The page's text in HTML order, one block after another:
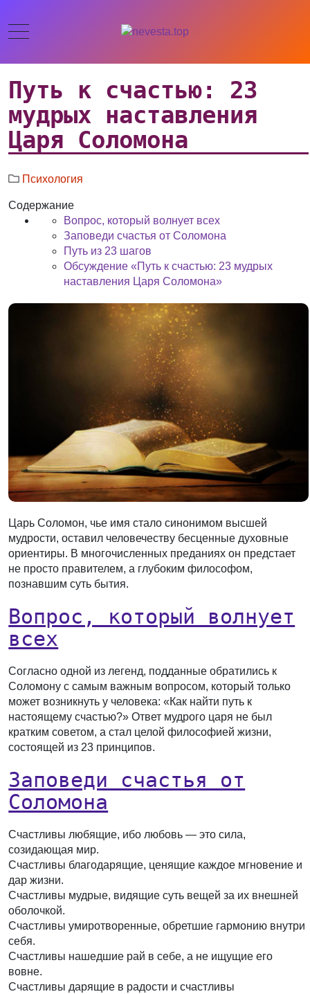
Путь к счастью: 23
мудрых наставления
Царя Соломона
Психология
Содержание
Вопрос, который волнует всех
Заповеди счастья от Соломона
Путь из 23 шагов
Обсуждение «Путь к счастью: 23 мудрых
наставления Царя Соломона»
Царь Соломон, чье имя стало синонимом высшей
мудрости, оставил человечеству бесценные духовные
ориентиры. В многочисленных преданиях он предстает
не просто правителем, а глубоким философом,
познавшим суть бытия.
Вопрос, который волнует
всех
Согласно одной из легенд, подданные обратились к
Соломону с самым важным вопросом, который только
может возникнуть у человека: «Как найти путь к
настоящему счастью?» Ответ мудрого царя не был
кратким советом, а стал целой философией жизни,
состоящей из 23 принципов.
Заповеди счастья от
Соломона
Счастливы любящие, ибо любовь — это сила,
созидающая мир.
Счастливы благодарящие, ценящие каждое мгновение и
дар жизни.
Счастливы мудрые, видящие суть вещей за их внешней
оболочкой.
Счастливы умиротворенные, обретшие гармонию внутри
себя.
Счастливы нашедшие рай в себе, а не ищущие его
вовне.
Счастливы дарящие в радости и счастливы